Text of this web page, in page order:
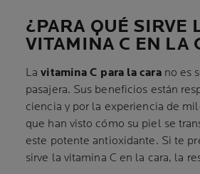
¿PARA QUÉ SIRVE
VITAMINA C EN LA
Lavitamina C para la carano es
pasajera. Sus beneficios están
ciencia y por la experiencia de
que han visto cómo su piel se
este potente antioxidante. Si te
sirve la vitamina C en la cara, la